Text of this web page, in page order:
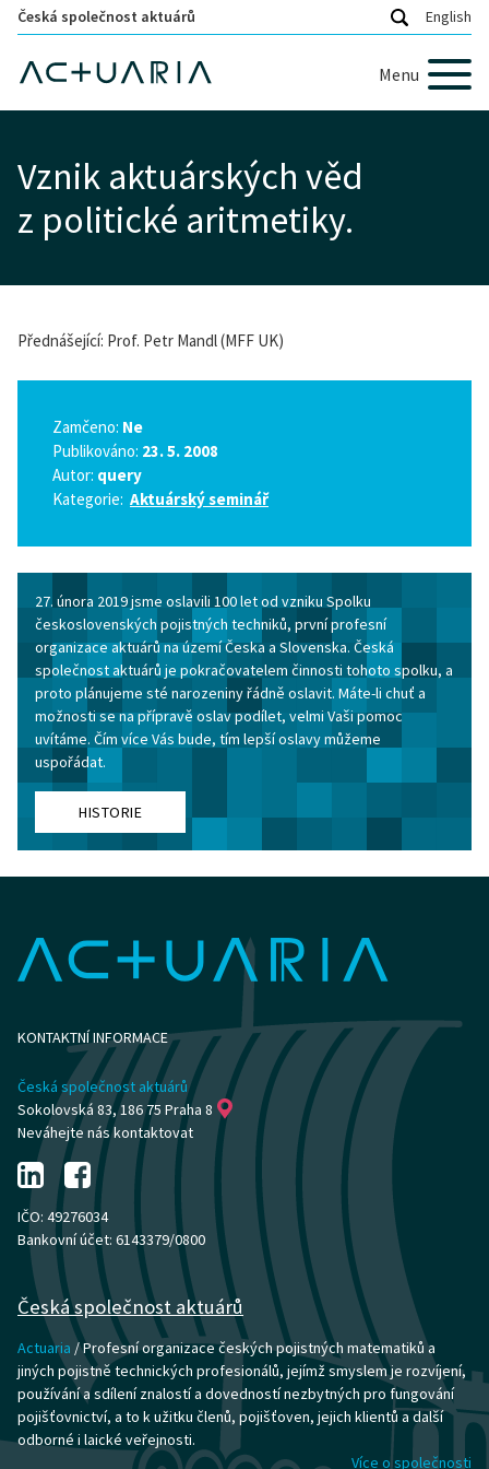
Česká společnost aktuárů English
Menu
Vznik aktuárských věd
z politické aritmetiky.
Přednášející: Prof. Petr Mandl (MFF UK)
Zamčeno: Ne
Publikováno: 23. 5. 2008
Autor: query
Kategorie: Aktuárský seminář
27. února 2019 jsme oslavili 100 let od vzniku Spolku
československých pojistných techniků, první profesní
organizace aktuárů na území Česka a Slovenska. Česká
společnost aktuárů je pokračovatelem činnosti tohoto spolku, a
proto plánujeme sté narozeniny řádně oslavit. Máte-li chuť a
možnosti se na přípravě oslav podílet, velmi Vaši pomoc
uvítáme. Čím více Vás bude, tím lepší oslavy můžeme
uspořádat.
HISTORIE
KONTAKTNÍ INFORMACE
Česká společnost aktuárů
Sokolovská 83, 186 75 Praha 8
Neváhejte nás kontaktovat
IČO: 49276034
Bankovní účet: 6143379/0800
Česká společnost aktuárů
Actuaria / Profesní organizace českých pojistných matematiků a
jiných pojistně technických profesionálů, jejímž smyslem je rozvíjení,
používání a sdílení znalostí a dovedností nezbytných pro fungování
pojišťovnictví, a to k užitku členů, pojišťoven, jejich klientů a další
odborné i laické veřejnosti.
Více o společnosti